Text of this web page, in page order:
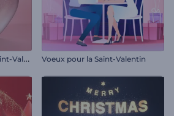
O
pener à coeurs de la Saint-Valentin Voeux pour la Saint-Valentin